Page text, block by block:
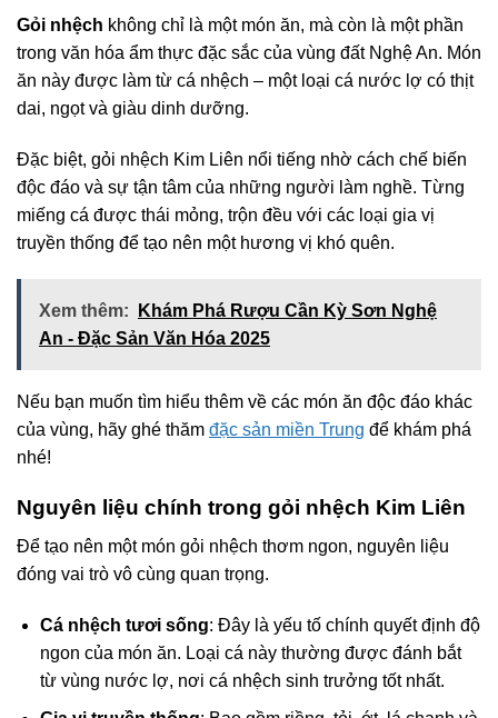
Gỏi nhệch không chỉ là một món ăn, mà còn là một phần
trong văn hóa ẩm thực đặc sắc của vùng đất Nghệ An. Món
ăn này được làm từ cá nhệch – một loại cá nước lợ có thịt
dai, ngọt và giàu dinh dưỡng.
Đặc biệt, gỏi nhệch Kim Liên nổi tiếng nhờ cách chế biến
độc đáo và sự tận tâm của những người làm nghề. Từng
miếng cá được thái mỏng, trộn đều với các loại gia vị
truyền thống để tạo nên một hương vị khó quên.
Xem thêm:
Khám Phá Rượu Cần Kỳ Sơn Nghệ
An - Đặc Sản Văn Hóa 2025
Nếu bạn muốn tìm hiểu thêm về các món ăn độc đáo khác
của vùng, hãy ghé thăm đặc sản miền Trung để khám phá
nhé!
Nguyên liệu chính trong gỏi nhệch Kim Liên
Để tạo nên một món gỏi nhệch thơm ngon, nguyên liệu
đóng vai trò vô cùng quan trọng.
Cá nhệch tươi sống: Đây là yếu tố chính quyết định độ
ngon của món ăn. Loại cá này thường được đánh bắt
từ vùng nước lợ, nơi cá nhệch sinh trưởng tốt nhất.